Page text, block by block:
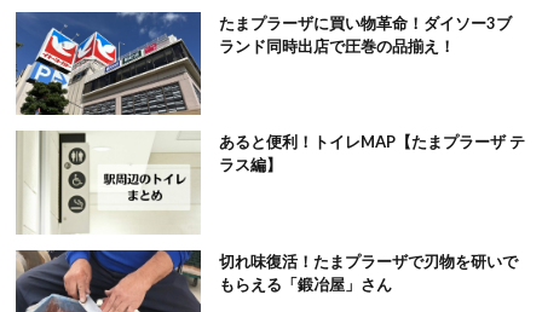
たまプラーザに買い物革命！ダイソー3ブ
ランド同時出店で圧巻の品揃え！
あると便利！トイレMAP【たまプラーザ テ
ラス編】
切れ味復活！たまプラーザで刃物を研いで
もらえる「鍛冶屋」さん